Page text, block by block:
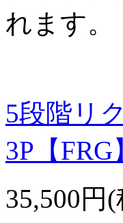
れます。
5段階リ
3P【FRG
35,500円